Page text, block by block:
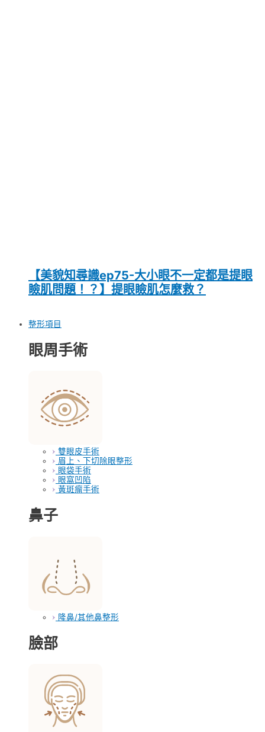
【美貌知尋識ep75-大小眼不一定都是提眼
瞼肌問題！？】提眼瞼肌怎麼救？
整形項目
眼周手術
雙眼皮手術
眉上、下切除眼整形
眼袋手術
眼窩凹陷
黃斑瘤手術
鼻子
隆鼻/其他鼻整形
臉部